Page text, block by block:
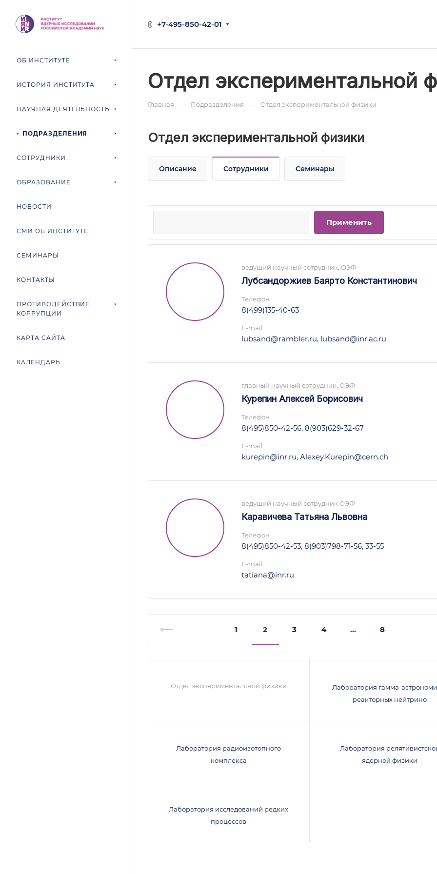
+7-495-850-42-01
ОБ ИНСТИТУТЕ
ИСТОРИЯ ИНСТИТУТА
НАУЧНАЯ ДЕЯТЕЛЬНОСТЬ
ПОДРАЗДЕЛЕНИЯ
СОТРУДНИКИ
ОБРАЗОВАНИЕ
НОВОСТИ
СМИ ОБ ИНСТИТУТЕ
СЕМИНАРЫ
КОНТАКТЫ
ПРОТИВОДЕЙСТВИЕ
КОРРУПЦИИ
КАРТА САЙТА
КАЛЕНДАРЬ
Отдел экспериментальной
Главная — Подразделения — Отдел экспериментальной физики
Отдел экспериментальной физики
Описание Сотрудники Семинары
ведущий научный сотрудник, ОЭФ
Лубсандоржиев Баярто Константинович
Телефон
8(499)135-40-63
E-mail
lubsand@rambler.ru, lubsand@inr.ac.ru
главный научный сотрудник, ОЭФ
Курепин Алексей Борисович
Телефон
8(495)850-42-56, 8(903)629-32-67
E-mail
kurepin@inr.ru, Alexey.Kurepin@cern.ch
ведущий научный сотрудник ОЭФ
Каравичева Татьяна Львовна
Телефон
8(495)850-42-53, 8(903)798-71-56, 33-55
E-mail
tatiana@inr.ru
1 2 3 4 ... 8
Отдел экспериментальной физики
Лаборатория гамма-
реакторных нейтрино
Лаборатория радиоизотопного
комплекса
Лаборатория
ядерной физики
Лаборатория исследований редких
процессов